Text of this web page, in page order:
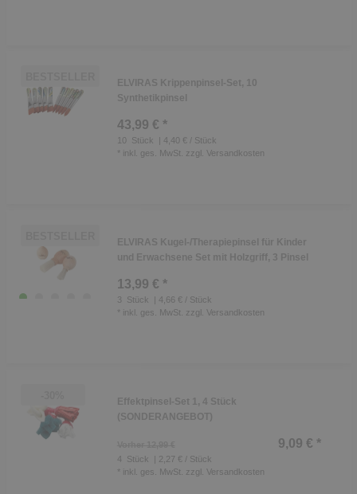
ELVIRAS Krippenpinsel-Set, 10
Synthetikpinsel
43,99 € *
10 Stück
| 4,40 € / Stück
* inkl. ges. MwSt. zzgl. Versandkosten
ELVIRAS Kugel-/Therapiepinsel für Kinder
und Erwachsene Set mit Holzgriff, 3 Pinsel
13,99 € *
3 Stück
| 4,66 € / Stück
* inkl. ges. MwSt. zzgl. Versandkosten
Effektpinsel-Set 1, 4 Stück
(SONDERANGEBOT)
9,09 € *
4 Stück
| 2,27 € / Stück
* inkl. ges. MwSt. zzgl. Versandkosten